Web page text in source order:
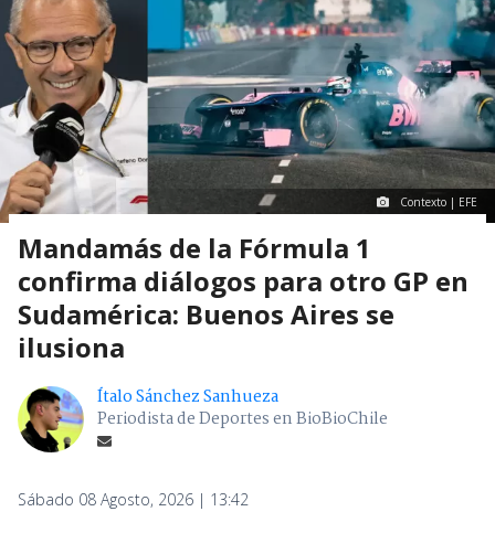
Contexto | EFE
Mandamás de la Fórmula 1
confirma diálogos para otro GP en
Sudamérica: Buenos Aires se
ilusiona
Ítalo Sánchez Sanhueza
Periodista de Deportes en BioBioChile
Sábado 08 Agosto, 2026 | 13:42